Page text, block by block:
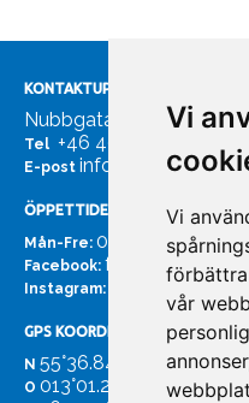
Vi
Vi
vår
KONTAKTUPPGIFTER
Nubbgatan 7, 211 24
Tel +46 40185561
E-post info@bachmans.se
ÖPPETTIDER
Mån-Fre: 07:00 - 16:00
Facebook: facebook.com/
Instagram:
GPS KOORDINATER
N 55°36.847
O 013°01.255'